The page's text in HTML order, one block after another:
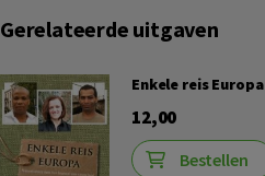
Gerelateerde uitgaven
Enkele reis Europa
12,00
Bestellen